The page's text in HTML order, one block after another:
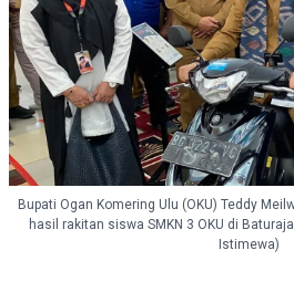
Bupati Ogan Komering Ulu (OKU) Teddy
hasil rakitan siswa SMKN 3 OKU di
Istimewa)